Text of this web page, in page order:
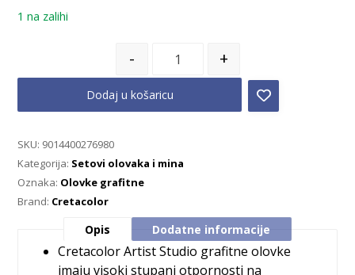
1 na zalihi
- +
Dodaj u košaricu
SKU: 9014400276980
Kategorija: Setovi olovaka i mina
Oznaka: Olovke grafitne
Brand: Cretacolor
Opis Dodatne informacije
Cretacolor Artist Studio grafitne olovke
imaju visoki stupanj otpornosti na